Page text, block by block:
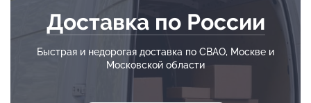
Доставка по России
Быстрая и недорогая доставка по СВАО, Москве и
Московской области